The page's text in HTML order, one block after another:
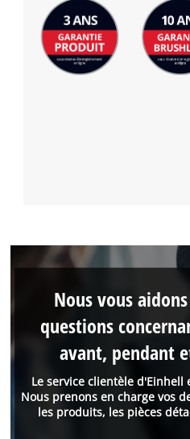
Le service clientèle
Nous prenons en charge vos
les produits, les pièces
Nous vous
questions
avant, pendant